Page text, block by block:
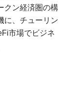
クン経済圏の構
に、チューリン
市場でビジネ